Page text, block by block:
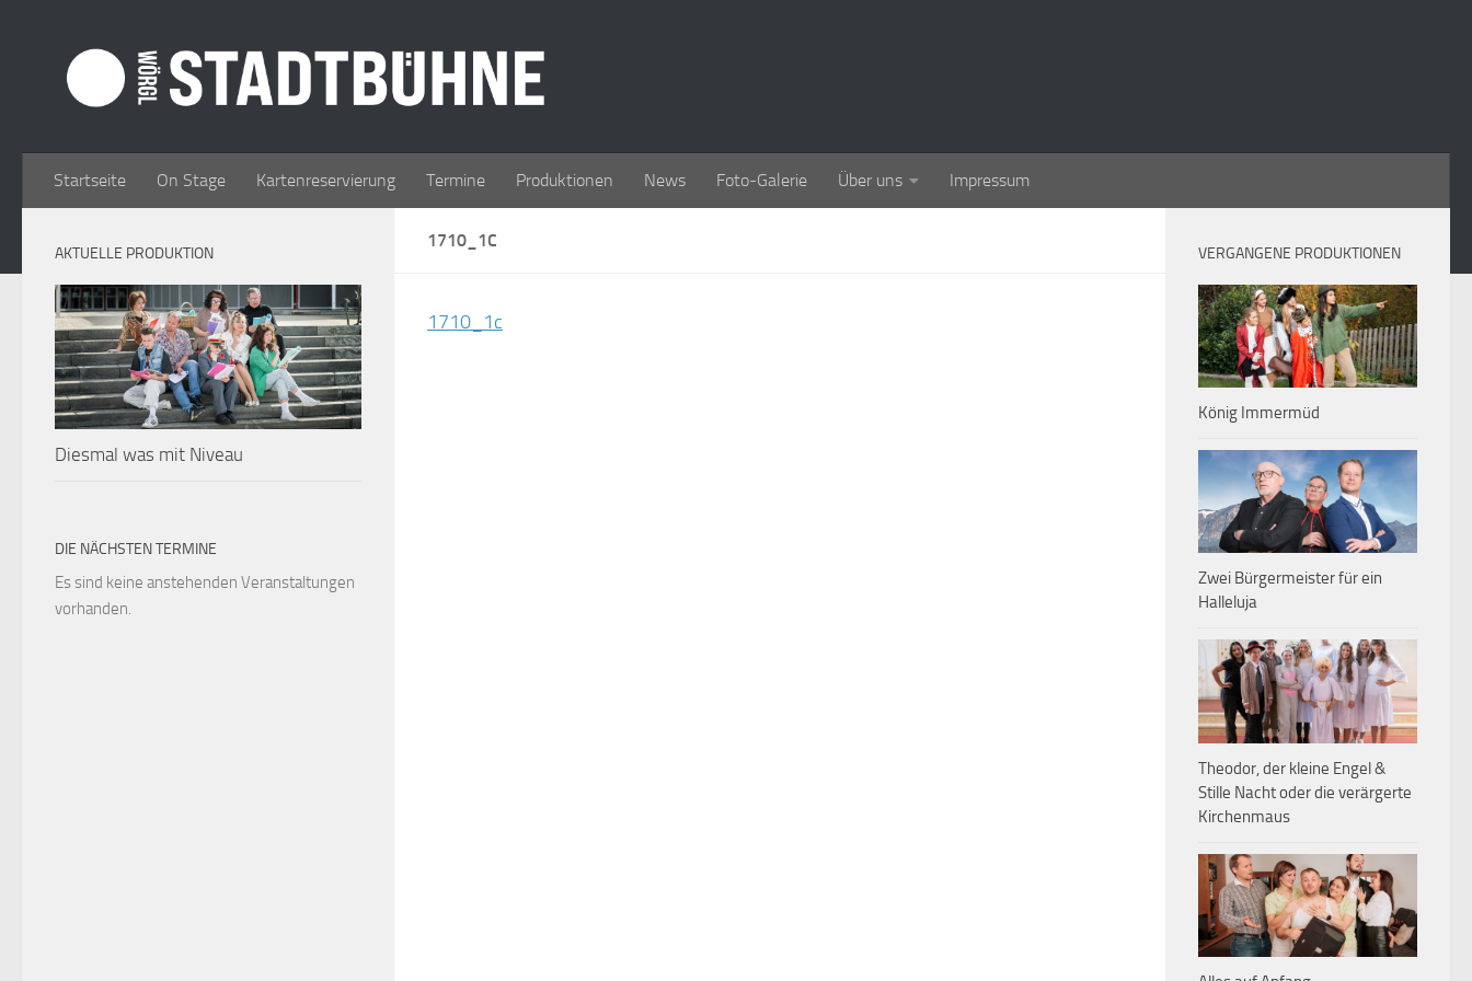
Startseite On Stage Kartenreservierung Termine Produktionen News Foto-Galerie Über uns Impressum
1710_1C
1710_1c
AKTUELLE PRODUKTION
Diesmal was mit Niveau
DIE NÄCHSTEN TERMINE
Es sind keine anstehenden Veranstaltungen
vorhanden.
VERGANGENE PRODUKTIONEN
König Immermüd
Zwei Bürgermeister für ein
Halleluja
Theodor, der kleine Engel &
Stille Nacht oder die verärgerte
Kirchenmaus